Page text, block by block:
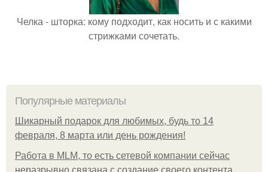
Челка - шторка: кому подходит, как носить и с какими
стрижками сочетать.
Популярные материалы
Шикарный подарок для любимых, будь то 14
февраля, 8 марта или день рождения!
Работа в MLM, то есть сетевой компании сейчас
неразрывно связана с создание своего контента,